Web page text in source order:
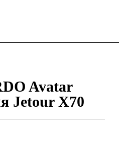
Avatar
Jetour X70